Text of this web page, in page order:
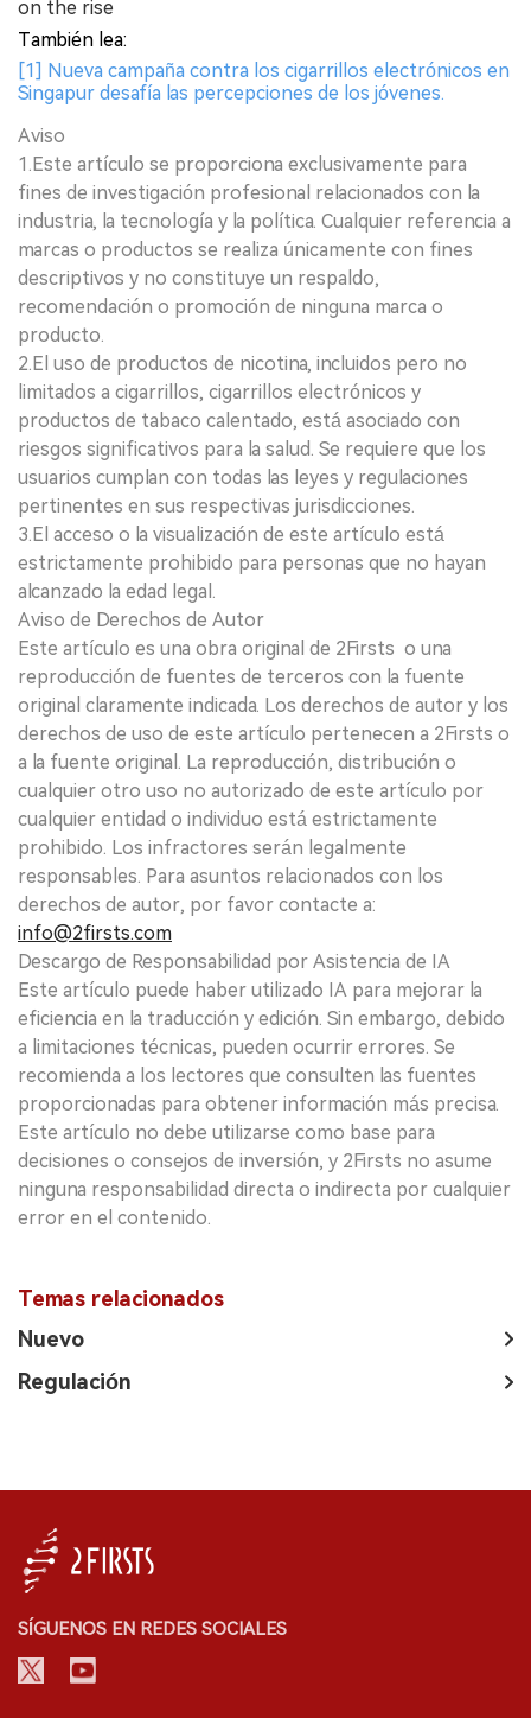
on the rise
También lea:
[1] Nueva campaña contra los cigarrillos electrónicos en
Singapur desafía las percepciones de los jóvenes.
Aviso
1.Este artículo se proporciona exclusivamente para
fines de investigación profesional relacionados con la
industria, la tecnología y la política. Cualquier referencia a
marcas o productos se realiza únicamente con fines
descriptivos y no constituye un respaldo,
recomendación o promoción de ninguna marca o
producto.
2.El uso de productos de nicotina, incluidos pero no
limitados a cigarrillos, cigarrillos electrónicos y
productos de tabaco calentado, está asociado con
riesgos significativos para la salud. Se requiere que los
usuarios cumplan con todas las leyes y regulaciones
pertinentes en sus respectivas jurisdicciones.
3.El acceso o la visualización de este artículo está
estrictamente prohibido para personas que no hayan
alcanzado la edad legal.
Aviso de Derechos de Autor
Este artículo es una obra original de 2Firsts o una
reproducción de fuentes de terceros con la fuente
original claramente indicada. Los derechos de autor y los
derechos de uso de este artículo pertenecen a 2Firsts o
a la fuente original. La reproducción, distribución o
cualquier otro uso no autorizado de este artículo por
cualquier entidad o individuo está estrictamente
prohibido. Los infractores serán legalmente
responsables. Para asuntos relacionados con los
derechos de autor, por favor contacte a:
info@2firsts.com
Descargo de Responsabilidad por Asistencia de IA
Este artículo puede haber utilizado IA para mejorar la
eficiencia en la traducción y edición. Sin embargo, debido
a limitaciones técnicas, pueden ocurrir errores. Se
recomienda a los lectores que consulten las fuentes
proporcionadas para obtener información más precisa.
Este artículo no debe utilizarse como base para
decisiones o consejos de inversión, y 2Firsts no asume
ninguna responsabilidad directa o indirecta por cualquier
error en el contenido.
Temas relacionados
Nuevo
Regulación
SÍGUENOS EN REDES SOCIALES